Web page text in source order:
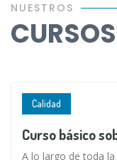
NUESTROS
CURSOS
Calidad
Curso básico
A lo largo de toda